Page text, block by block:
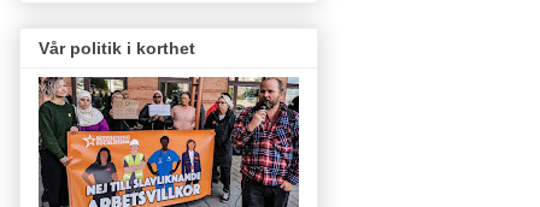
Vår politik i korthet